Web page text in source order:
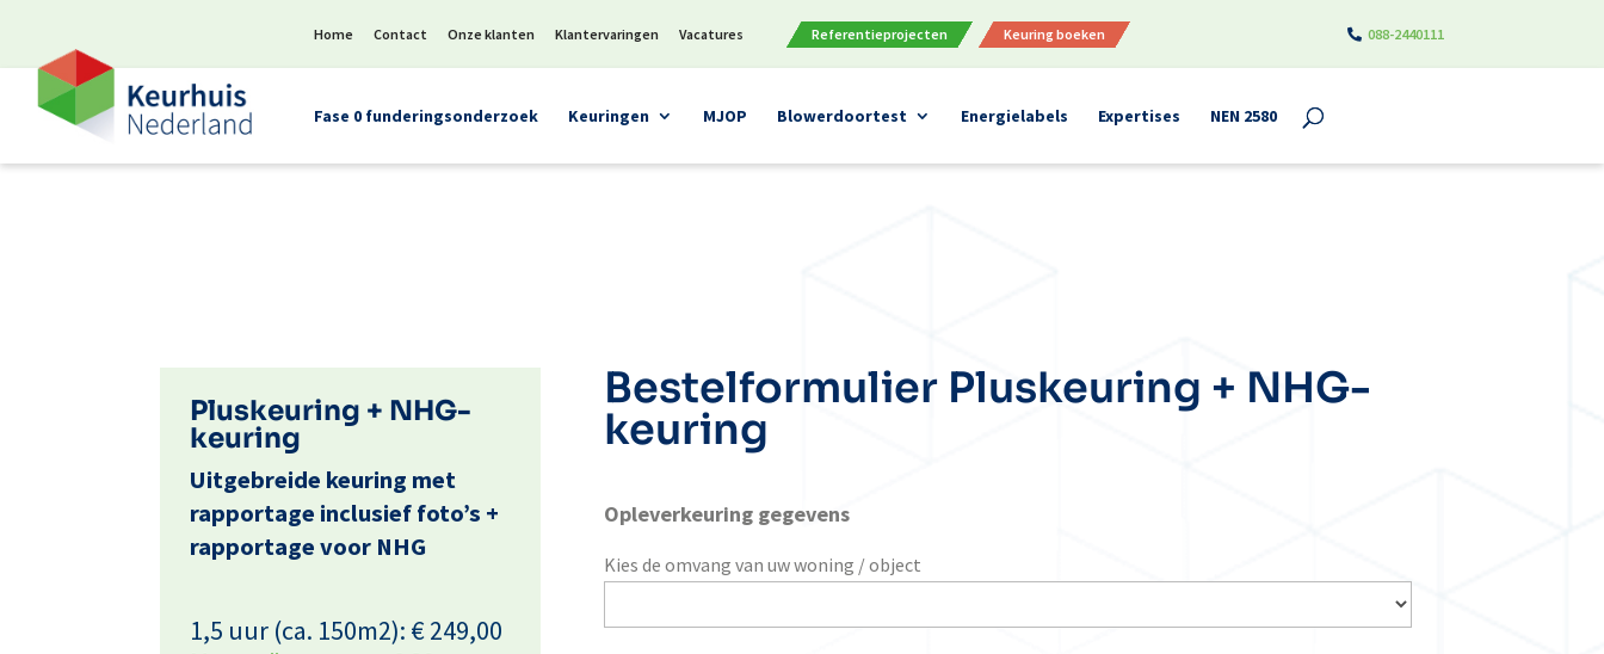
Home Contact Onze klanten Klantervaringen Vacatures Referentieprojecten Keuring boeken 088-2440111
Fase 0 funderingsonderzoek Keuringen MJOP Blowerdoortest Energielabels Expertises NEN 2580
Pluskeuring + NHG-
keuring
Uitgebreide keuring met
rapportage inclusief foto’s +
rapportage voor NHG
1,5 uur (ca. 150m2): € 249,00
Bestelformulier Pluskeuring + NHG-
keuring
Opleverkeuring gegevens
Kies de omvang van uw woning / object